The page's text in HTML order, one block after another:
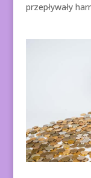
przepływały